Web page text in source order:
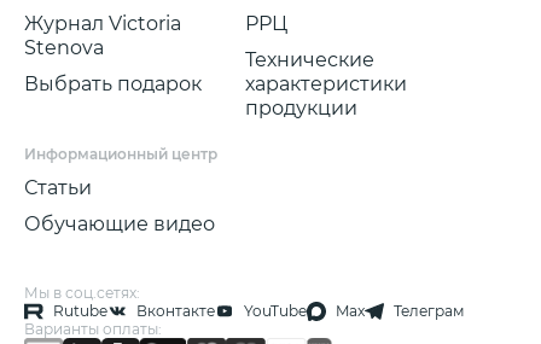
Журнал Victoria
Stenova
Выбрать подарок
РРЦ
Технические
характеристики
продукции
Информационный центр
Статьи
Обучающие видео
Мы в соц.сетях:
Rutube
Вконтакте YouTube Max
Телеграм
Варианты оплаты: